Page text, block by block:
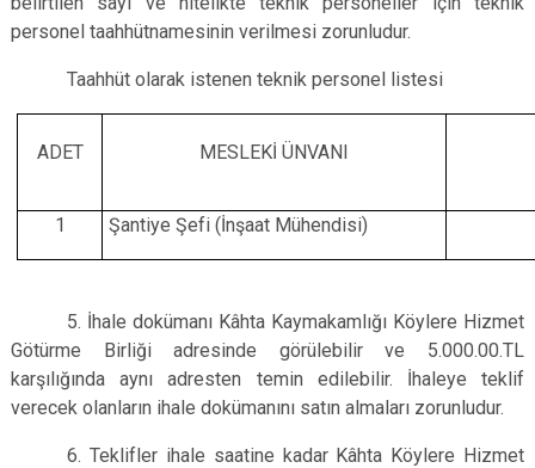
personel taahhütnamesinin verilmesi zorunludur.
Taahhüt olarak istenen teknik personel listesi
ADET MESLEKİ ÜNVANI
1 Şantiye Şefi (İnşaat Mühendisi)
5. İhale dokümanı Kâhta Kaymakamlığı Köylere Hizmet
Götürme Birliği adresinde görülebilir ve 5.000.00.TL
karşılığında aynı adresten temin edilebilir. İhaleye teklif
verecek olanların ihale dokümanını satın almaları zorunludur.
6. Teklifler ihale saatine kadar Kâhta Köylere Hizmet